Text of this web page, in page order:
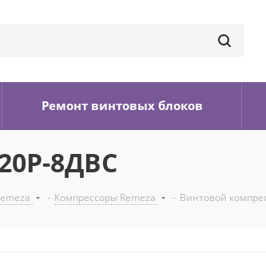
Ремонт винтовых блоков
8ДВС
- Компрессоры Remeza - Винтовой